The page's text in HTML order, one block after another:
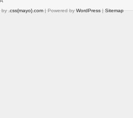
by.css{mayo}.com| Powered byWordPress|Sitemap